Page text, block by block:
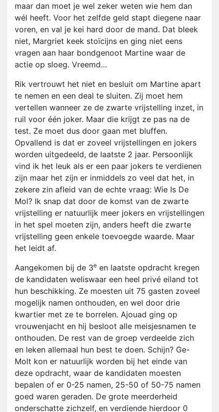
maar dan moet je wel zeker weten wie hem dan
wél heeft. Voor het zelfde geld stapt diegene naar
voren, en val je kei hard door de mand. Dat bleek
niet, Margriet keek stoïcijns en ging niet eens
vragen aan haar bondgenoot Martine waar de
actie op sloeg. Vreemd…
Rik vertrouwt het niet en besluit om Martine apart
te nemen en een deal te sluiten. Zij moet hem
vertellen wanneer ze de zwarte vrijstelling inzet, in
ruil voor één joker. Maar die krijgt ze pas na de
test. Ze moet dus door gaan met bluffen.
Opvallend is dat er zoveel vrijstellingen en jokers
worden uitgedeeld, de laatste 2 jaar. Persoonlijk
vind ik het leuk als er een paar jokers te verdienen
zijn maar het zijn er inmiddels zo veel dat het, in
zekere zin afleid van de echte vraag: Wie Is De
Mol? Ik snap dat door de komst van de zwarte
vrijstelling er natuurlijk meer jokers en vrijstellingen
in het spel moeten zijn, anders heeft die zwarte
vrijstelling geen enkele toevoegde waarde. Maar
het leidt af.
Aangekomen bij de 3e en laatste opdracht kregen
de kandidaten weliswaar een heel privé eiland tot
hun beschikking. Ze moesten uit 75 gasten zoveel
mogelijk namen onthouden, en wel door drie
kwartier met ze te borrelen. Ajouad ging op
vrouwenjacht en hij besloot alle meisjesnamen te
onthouden. De rest van de groep verdeelde zich
en leken allemaal hun best te doen. Schijn? Ge-
Molt kon er natuurlijk worden bij het einde van
deze opdracht, waar de kandidaten moesten
bepalen of er 0-25 namen, 25-50 of 50-75 namen
goed waren geraden. De grote meerderheid
onderschatte zichzelf, en verdiende hierdoor 0